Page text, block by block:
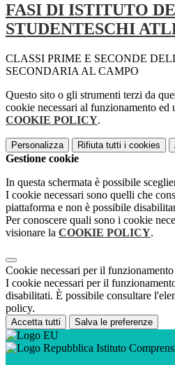
FASI DI ISTITUTO
STUDENTESCHI
CLASSI PRIME E SECONDE
SECONDARIA AL CAMPO
Questo sito o gli strumenti terzi da
cookie necessari al funzionamento
COOKIE POLICY.
Personalizza Rifiuta tutti i cookies
Gestione cookie
In questa schermata è possibile
I cookie necessari sono quelli che
piattaforma e non è possibile
Per conoscere quali sono i cookie
visionare la COOKIE POLICY.
Cookie necessari per il funzionamento
I cookie necessari per il
disabilitati. È possibile consultare
policy.
Accetta tutti Salva le preferenze
Istituto